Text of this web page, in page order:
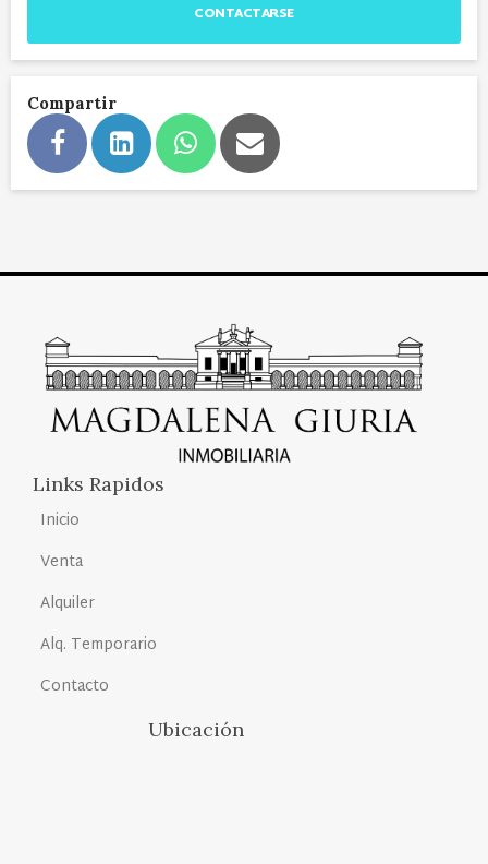
CONTACTARSE
Compartir
Links Rapidos
Inicio
Venta
Alquiler
Alq. Temporario
Contacto
Ubicación